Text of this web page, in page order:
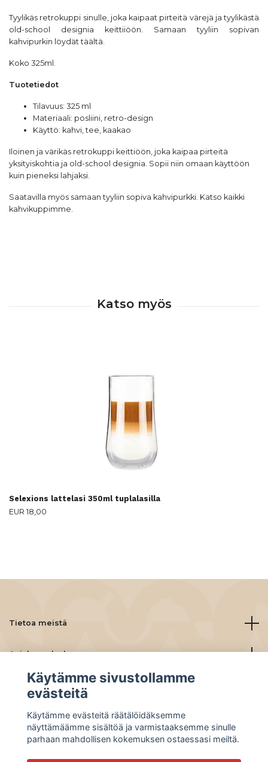
Tyylikäs retrokuppi sinulle, joka kaipaat pirteitä värejä ja tyylikästä
old-school designia keittiiöön. Samaan tyyliin sopivan
kahvipurkin löydättäältä.
Koko 325ml.
Tuotetiedot
Tilavuus: 325 ml
Materiaali: posliini, retro-design
Käyttö: kahvi, tee, kaakao
Iloinen ja värikäs retrokuppi keittiöön, joka kaipaa pirteitä
yksityiskohtia ja old-school designia. Sopii niin omaan käyttöön
kuin pieneksi lahjaksi.
Saatavilla myös samaan tyyliin sopiva kahvipurkki. Katso kaikki
kahvikuppimme.
Selexions lattelasi 350ml tuplalasilla
EUR 18,00
Tietoa meistä
Asiakaspalvelu
Lue lisää
Social Media
Käytämme sivustollamme
evästeitä
Käytämme evästeitä räätälöidäksemme
näyttämäämme sisältöä ja varmistaaksemme sinulle
parhaan mahdollisen kokemuksen ostaessasi meiltä.